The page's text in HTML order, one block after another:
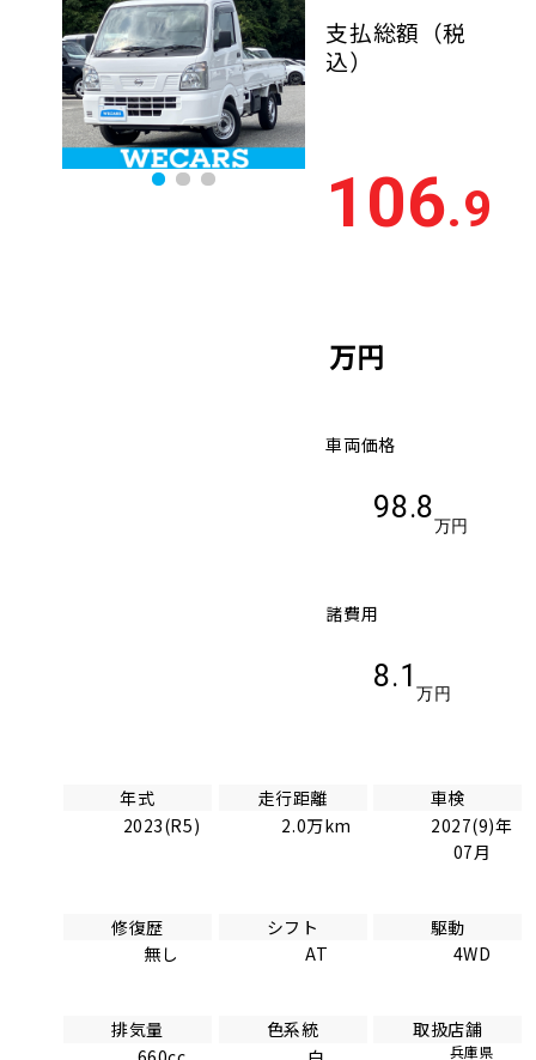
支払総額 （税
込）
106.9
万円
車両価格
98.8
万円
諸費用
8.1
万円
年式
2023(R5)
走行距離
2.0万km
車検
2027(9)年
07月
修復歴
無し
シフト
AT
駆動
4WD
排気量
色系統
取扱店舗
兵庫県